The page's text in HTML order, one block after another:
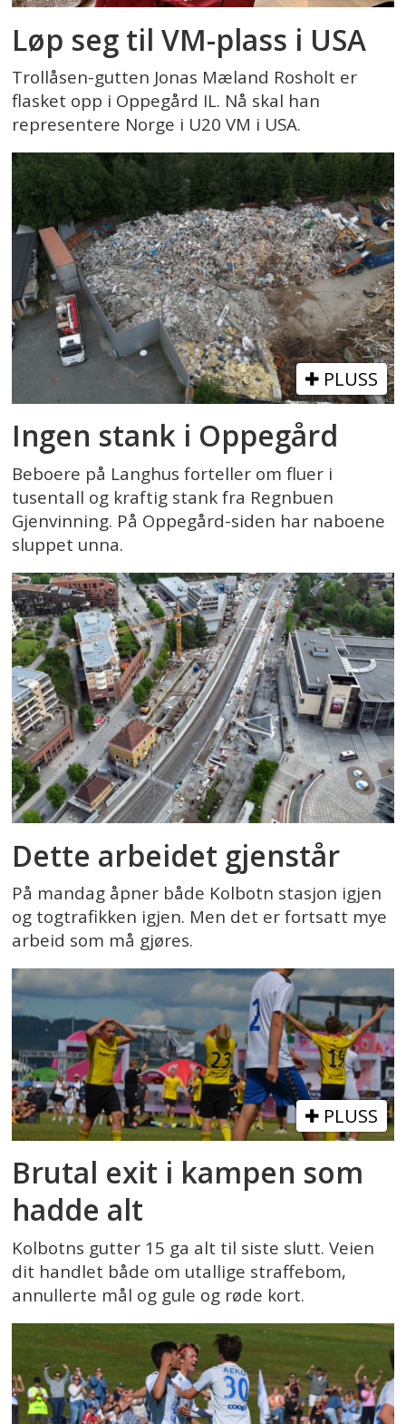
Løp seg til VM-plass i USA
Trollåsen-gutten Jonas Mæland Rosholt er
flasket opp i Oppegård IL. Nå skal han
representere Norge i U20 VM i USA.
PLUSS
Ingen stank i Oppegård
Beboere på Langhus forteller om fluer i
tusentall og kraftig stank fra Regnbuen
Gjenvinning. På Oppegård-siden har naboene
sluppet unna.
Dette arbeidet gjenstår
På mandag åpner både Kolbotn stasjon igjen
og togtrafikken igjen. Men det er fortsatt mye
arbeid som må gjøres.
PLUSS
Brutal exit i kampen som
hadde alt
Kolbotns gutter 15 ga alt til siste slutt. Veien
dit handlet både om utallige straffebom,
annullerte mål og gule og røde kort.